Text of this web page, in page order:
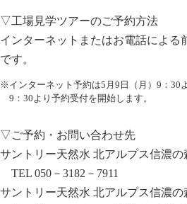
▽工場見学ツアーのご予約方法
インターネットまたはお電話による
です。
※インターネット予約は5月9日（月）9：30
9：30より予約受付を開始します。
▽ご予約・お問い合わせ先
サントリー天然水 北アルプス信濃の
TEL 050－3182－7911
サントリー天然水 北アルプス信濃